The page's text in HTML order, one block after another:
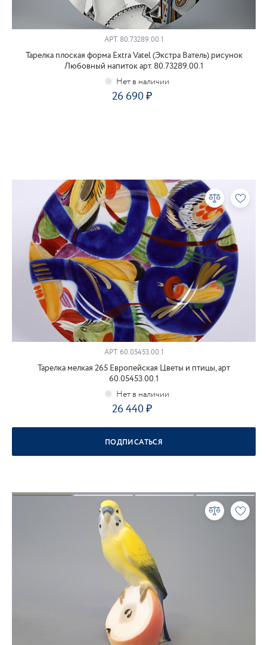
АРТ.80.73289.00.1
Тарелка плоская форма Extra Vatel (Экстра Ватель) рисунок
Любовный напиток арт. 80.73289.00.1
26 690
АРТ.60.05453.00.1
Тарелка мелкая 265 Европейская Цветы и птицы, арт
60.05453.00.1
26 440
ПОДПИСАТЬСЯ